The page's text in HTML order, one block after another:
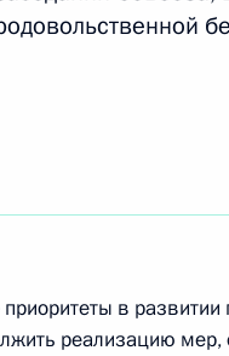
приоритеты в
реализацию